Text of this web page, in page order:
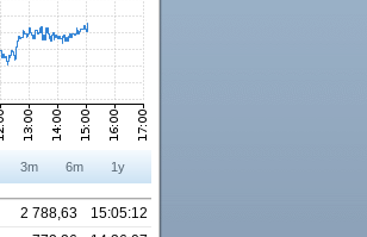
3m 6m 1y
2 788,63
15:05:12